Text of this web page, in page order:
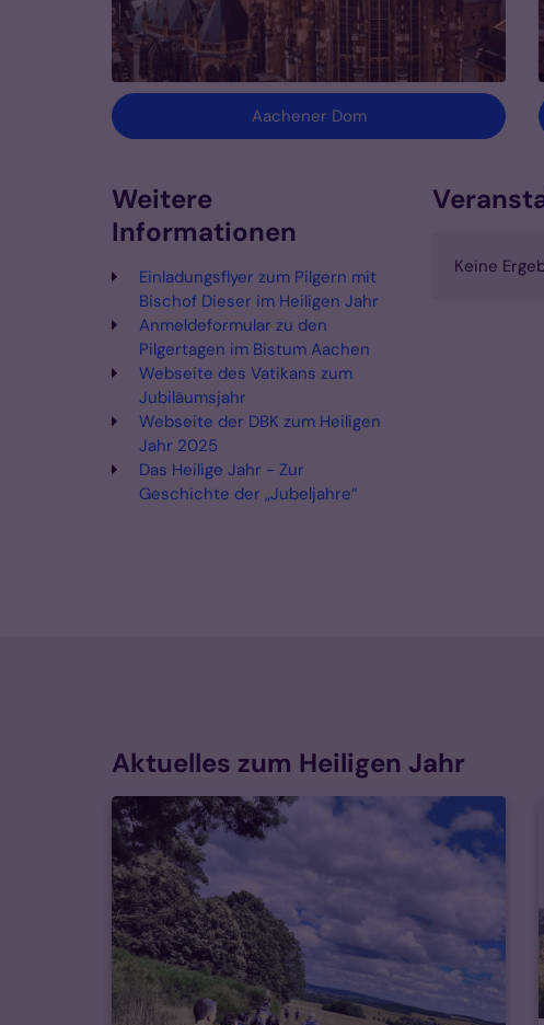
Aachener Dom
Keine
Weitere
Informationen
Einladungsflyer zum Pilgern mit
Bischof Dieser im Heiligen Jahr
Anmeldeformular zu den
Pilgertagen im Bistum Aachen
Webseite des Vatikans zum
Jubiläumsjahr
Webseite der DBK zum Heiligen
Jahr 2025
Das Heilige Jahr - Zur
Geschichte der „Jubeljahre“
Aktuelles zum Heiligen Jahr